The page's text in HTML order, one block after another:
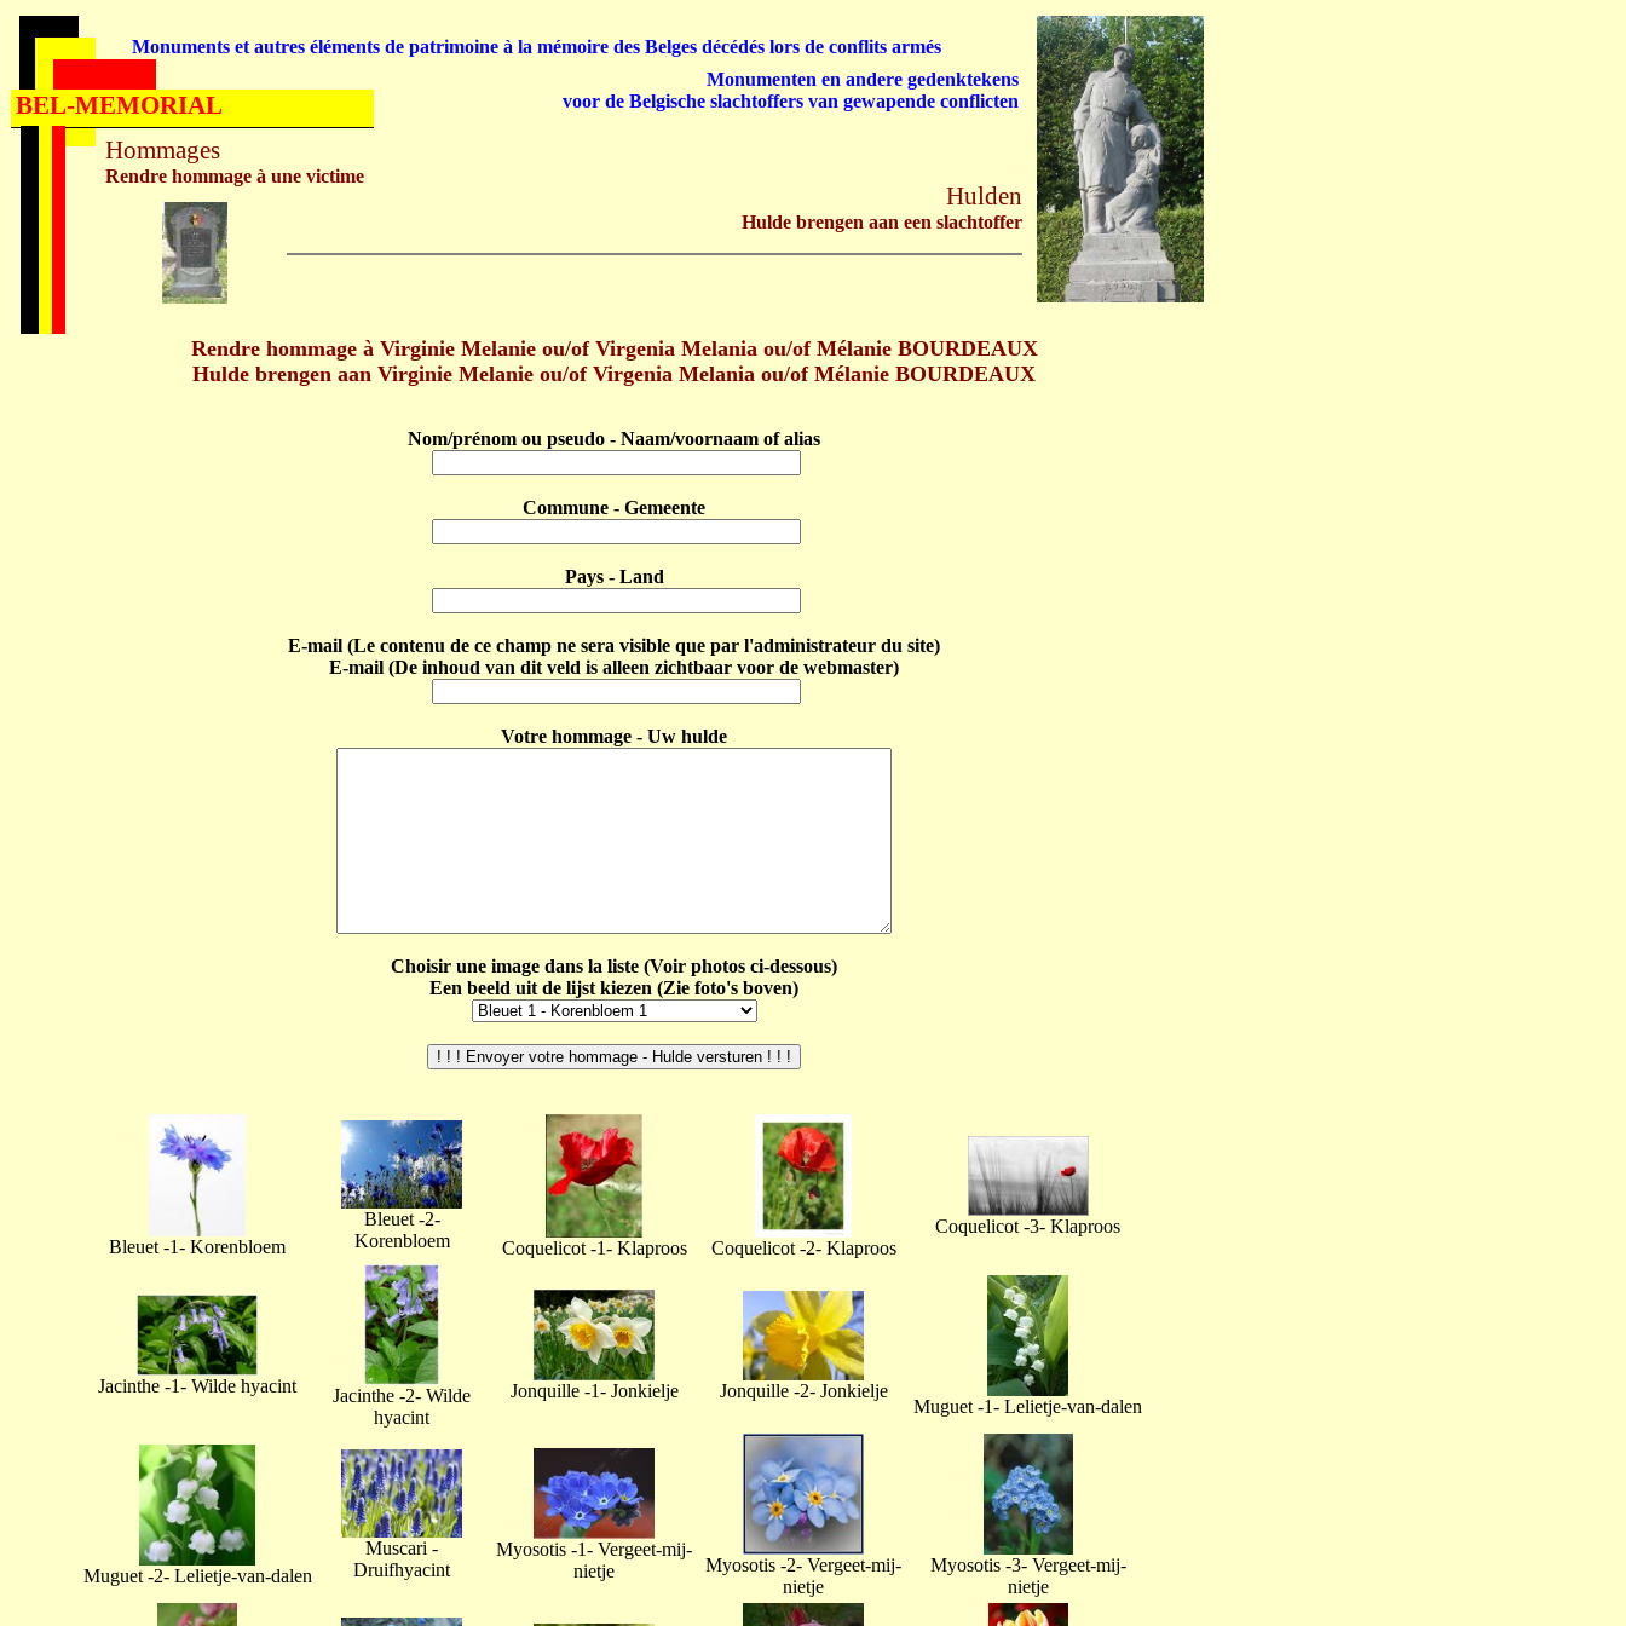
Rendre hommage à Virginie Melanie ou/of Virgenia Melania ou/of Mélanie BOURDEAUX
Hulde brengen aan Virginie Melanie ou/of Virgenia Melania ou/of Mélanie BOURDEAUX
Nom/prénom ou pseudo - Naam/voornaam of alias
Commune - Gemeente
Pays - Land
E-mail (Le contenu de ce champ ne sera visible que par l'administrateur du site)
E-mail (De inhoud van dit veld is alleen zichtbaar voor de webmaster)
Votre hommage - Uw hulde
Choisir une image dans la liste (Voir photos ci-dessous)
Een beeld uit de lijst kiezen (Zie foto's boven)
Bleuet -1- Korenbloem
Bleuet -2-
Korenbloem
Coquelicot -1- Klaproos Coquelicot -2- Klaproos
Coquelicot -3- Klaproos
Jacinthe -1- Wilde hyacint
Jacinthe -2- Wilde
hyacint
Jonquille -1- Jonkielje Jonquille -2- Jonkielje
Muguet -1- Lelietje-van-dalen
Muguet -2- Lelietje-van-dalen
Muscari -
Druifhyacint
Myosotis -1- Vergeet-mij-
nietje
Myosotis -2- Vergeet-mij-
nietje
Myosotis -3- Vergeet-mij-
nietje
Hommages
Rendre hommage à une victime
Hulden
Hulde brengen aan een slachtoffer
Monuments et autres éléments de patrimoine à la mémoire des Belges décédés lors de conflits armés
Monumenten en andere gedenktekens
voor de Belgische slachtoffers van gewapende conflicten
BEL-MEMORIAL